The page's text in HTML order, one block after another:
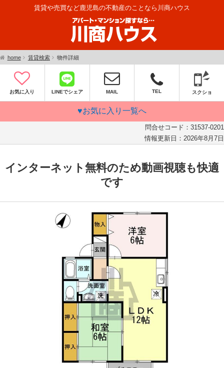
賃貸や売買など鹿児島の不動産のことなら川商ハウス
home 賃貸検索 物件詳細
お気に入り LINEでシェア MAIL TEL スクショ
♥お気に入り一覧へ
問合せコード： 31537-0201
情報更新日： 2026年8月7日
インターネット無料のため動画視聴も快適
です